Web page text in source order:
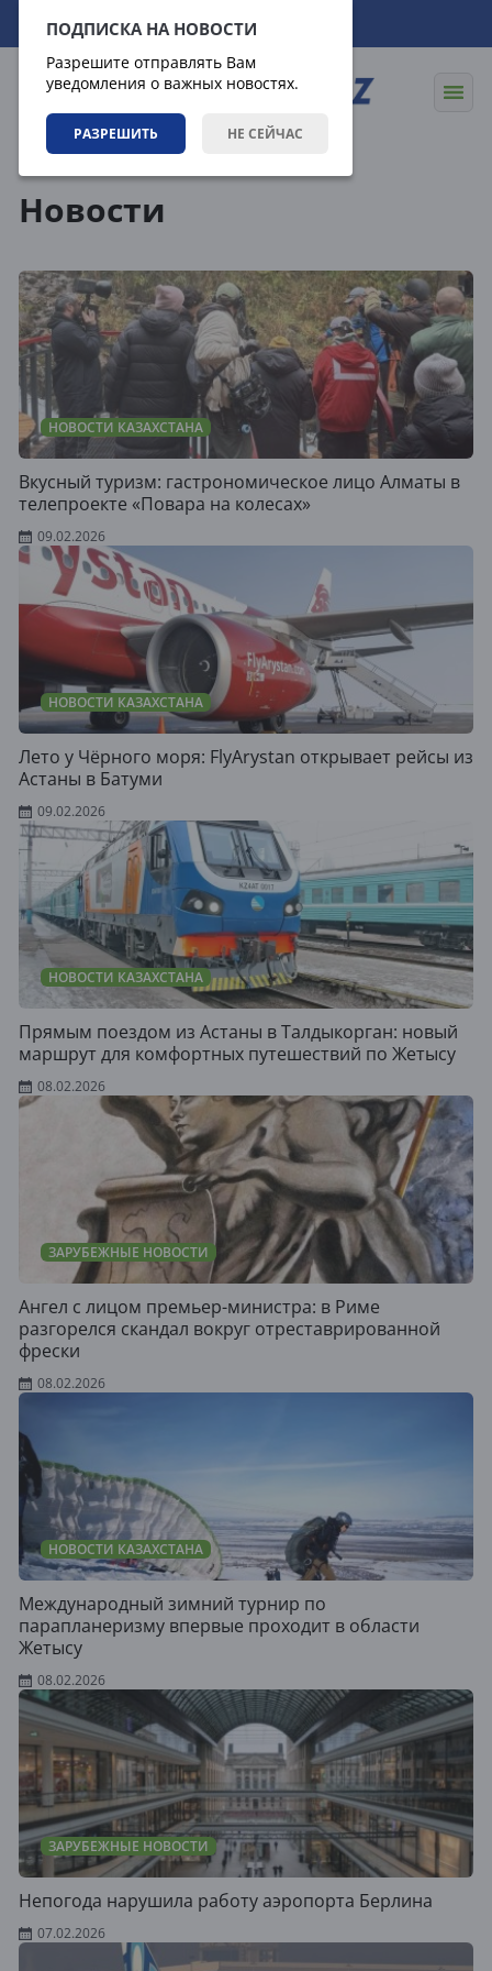
ПОДПИСКА НА НОВОСТИ
Разрешите отправлять Вам
уведомления о важных новостях.
РАЗРЕШИТЬ НЕ СЕЙЧАС
07.08.2026 23:57:43
Новости
НОВОСТИ КАЗАХСТАНА
Вкусный туризм: гастрономическое лицо Алматы в
телепроекте «Повара на колесах»
09.02.2026
НОВОСТИ КАЗАХСТАНА
Лето у Чёрного моря: FlyArystan открывает рейсы из
Астаны в Батуми
09.02.2026
НОВОСТИ КАЗАХСТАНА
Прямым поездом из Астаны в Талдыкорган: новый
маршрут для комфортных путешествий по Жетысу
08.02.2026
ЗАРУБЕЖНЫЕ НОВОСТИ
Ангел с лицом премьер-министра: в Риме
разгорелся скандал вокруг отреставрированной
фрески
08.02.2026
НОВОСТИ КАЗАХСТАНА
Международный зимний турнир по
парапланеризму впервые проходит в области
Жетысу
08.02.2026
ЗАРУБЕЖНЫЕ НОВОСТИ
Непогода нарушила работу аэропорта Берлина
07.02.2026